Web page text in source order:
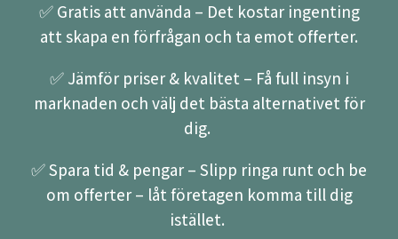
✅ Gratis att använda – Det kostar ingenting
att skapa en förfrågan och ta emot offerter.
✅ Jämför priser & kvalitet – Få full insyn i
marknaden och välj det bästa alternativet för
dig.
✅ Spara tid & pengar – Slipp ringa runt och be
om offerter – låt företagen komma till dig
istället.